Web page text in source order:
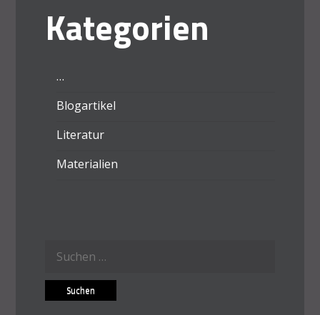
Kategorien
…
Blogartikel
Literatur
Materialien
nach: